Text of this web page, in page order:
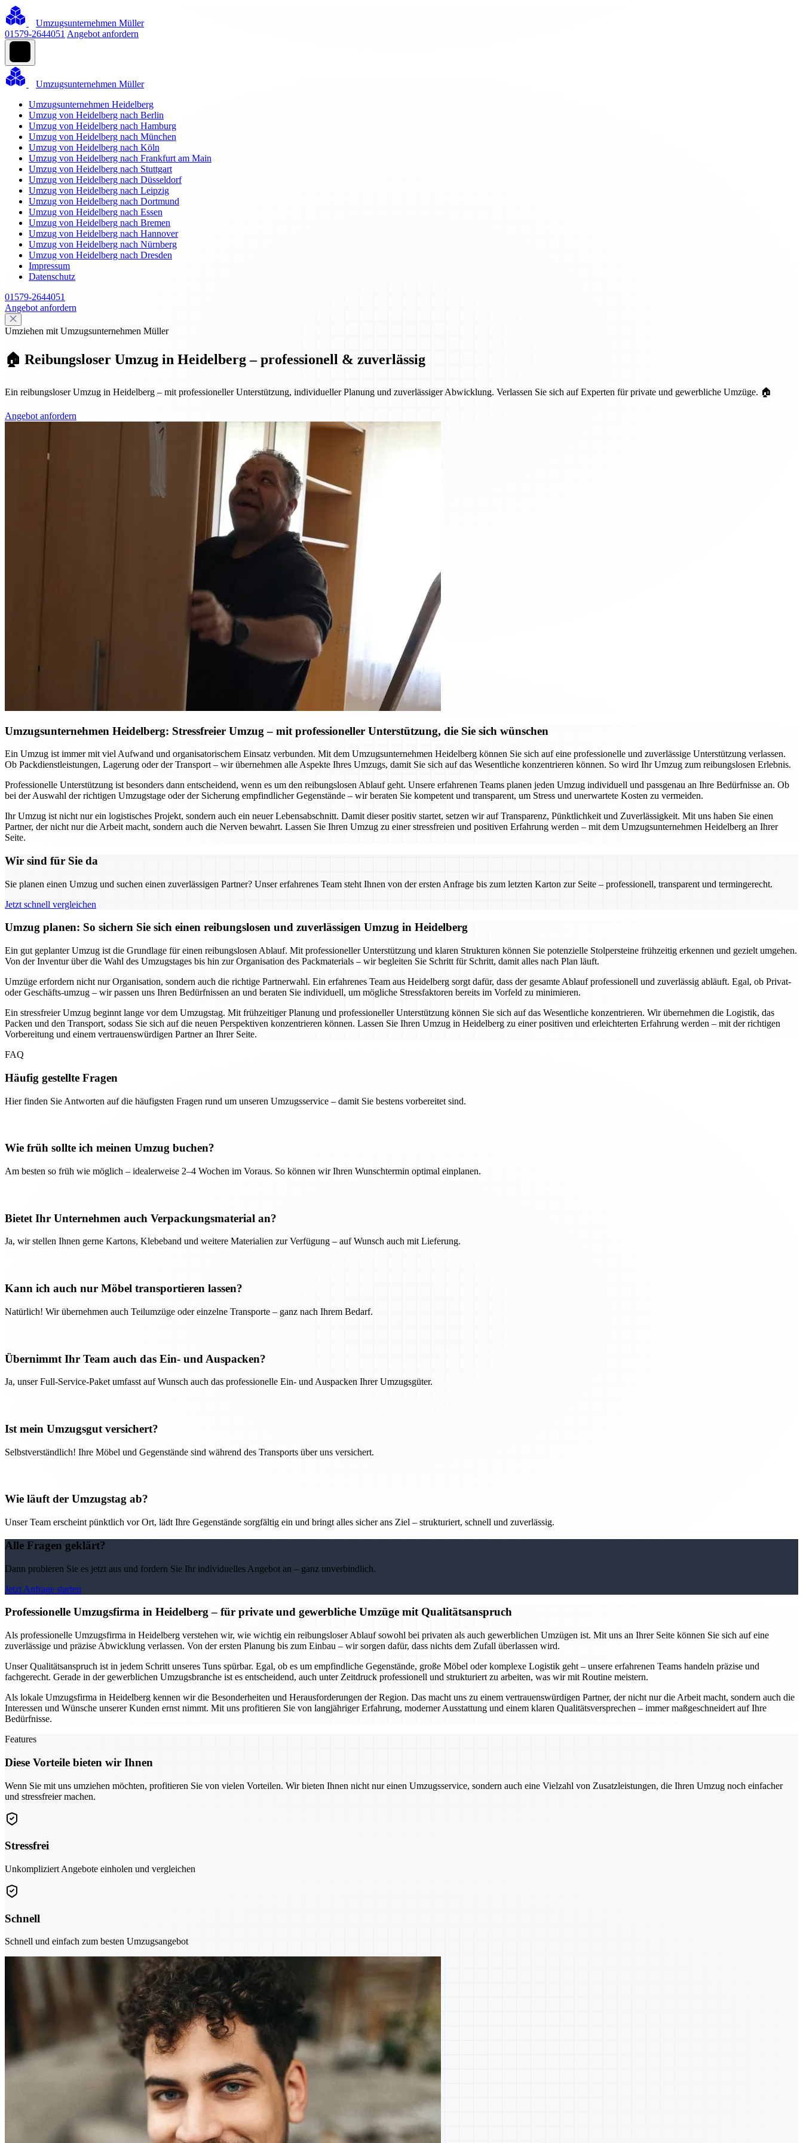
Umzugsunternehmen Müller
01579-2644051 Angebot anfordern
Umzugsunternehmen Müller
Umzugsunternehmen Heidelberg
Umzug von Heidelberg nach Berlin
Umzug von Heidelberg nach Hamburg
Umzug von Heidelberg nach München
Umzug von Heidelberg nach Köln
Umzug von Heidelberg nach Frankfurt am Main
Umzug von Heidelberg nach Stuttgart
Umzug von Heidelberg nach Düsseldorf
Umzug von Heidelberg nach Leipzig
Umzug von Heidelberg nach Dortmund
Umzug von Heidelberg nach Essen
Umzug von Heidelberg nach Bremen
Umzug von Heidelberg nach Hannover
Umzug von Heidelberg nach Nürnberg
Umzug von Heidelberg nach Dresden
Impressum
Datenschutz
01579-2644051
Angebot anfordern
Umziehen mit Umzugsunternehmen Müller
🏠 Reibungsloser Umzug in Heidelberg – professionell & zuverlässig
Ein reibungsloser Umzug in Heidelberg – mit professioneller Unterstützung, individueller Planung und zuverlässiger Abwicklung. Verlassen Sie sich auf Experten für private und gewerbliche Umzüge. 🏠
Angebot anfordern
Umzugsunternehmen Heidelberg: Stressfreier Umzug – mit professioneller Unterstützung, die Sie sich wünschen
Ein Umzug ist immer mit viel Aufwand und organisatorischem Einsatz verbunden. Mit dem Umzugsunternehmen Heidelberg können Sie sich auf eine professionelle und zuverlässige Unterstützung verlassen.
Ob Packdienstleistungen, Lagerung oder der Transport – wir übernehmen alle Aspekte Ihres Umzugs, damit Sie sich auf das Wesentliche konzentrieren können. So wird Ihr Umzug zum reibungslosen Erlebnis.
Professionelle Unterstützung ist besonders dann entscheidend, wenn es um den reibungslosen Ablauf geht. Unsere erfahrenen Teams planen jeden Umzug individuell und passgenau an Ihre Bedürfnisse an. Ob
bei der Auswahl der richtigen Umzugstage oder der Sicherung empfindlicher Gegenstände – wir beraten Sie kompetent und transparent, um Stress und unerwartete Kosten zu vermeiden.
Ihr Umzug ist nicht nur ein logistisches Projekt, sondern auch ein neuer Lebensabschnitt. Damit dieser positiv startet, setzen wir auf Transparenz, Pünktlichkeit und Zuverlässigkeit. Mit uns haben Sie einen
Partner, der nicht nur die Arbeit macht, sondern auch die Nerven bewahrt. Lassen Sie Ihren Umzug zu einer stressfreien und positiven Erfahrung werden – mit dem Umzugsunternehmen Heidelberg an Ihrer
Seite.
Wir sind für Sie da
Sie planen einen Umzug und suchen einen zuverlässigen Partner? Unser erfahrenes Team steht Ihnen von der ersten Anfrage bis zum letzten Karton zur Seite – professionell, transparent und termingerecht.
Jetzt schnell vergleichen
Umzug planen: So sichern Sie sich einen reibungslosen und zuverlässigen Umzug in Heidelberg
Ein gut geplanter Umzug ist die Grundlage für einen reibungslosen Ablauf. Mit professioneller Unterstützung und klaren Strukturen können Sie potenzielle Stolpersteine frühzeitig erkennen und gezielt umgehen.
Von der Inventur über die Wahl des Umzugstages bis hin zur Organisation des Packmaterials – wir begleiten Sie Schritt für Schritt, damit alles nach Plan läuft.
Umzüge erfordern nicht nur Organisation, sondern auch die richtige Partnerwahl. Ein erfahrenes Team aus Heidelberg sorgt dafür, dass der gesamte Ablauf professionell und zuverlässig abläuft. Egal, ob Privat-
oder Geschäfts-umzug – wir passen uns Ihren Bedürfnissen an und beraten Sie individuell, um mögliche Stressfaktoren bereits im Vorfeld zu minimieren.
Ein stressfreier Umzug beginnt lange vor dem Umzugstag. Mit frühzeitiger Planung und professioneller Unterstützung können Sie sich auf das Wesentliche konzentrieren. Wir übernehmen die Logistik, das
Packen und den Transport, sodass Sie sich auf die neuen Perspektiven konzentrieren können. Lassen Sie Ihren Umzug in Heidelberg zu einer positiven und erleichterten Erfahrung werden – mit der richtigen
Vorbereitung und einem vertrauenswürdigen Partner an Ihrer Seite.
FAQ
Häufig gestellte Fragen
Hier finden Sie Antworten auf die häufigsten Fragen rund um unseren Umzugsservice – damit Sie bestens vorbereitet sind.
Wie früh sollte ich meinen Umzug buchen?
Am besten so früh wie möglich – idealerweise 2–4 Wochen im Voraus. So können wir Ihren Wunschtermin optimal einplanen.
Bietet Ihr Unternehmen auch Verpackungsmaterial an?
Ja, wir stellen Ihnen gerne Kartons, Klebeband und weitere Materialien zur Verfügung – auf Wunsch auch mit Lieferung.
Kann ich auch nur Möbel transportieren lassen?
Natürlich! Wir übernehmen auch Teilumzüge oder einzelne Transporte – ganz nach Ihrem Bedarf.
Übernimmt Ihr Team auch das Ein- und Auspacken?
Ja, unser Full-Service-Paket umfasst auf Wunsch auch das professionelle Ein- und Auspacken Ihrer Umzugsgüter.
Ist mein Umzugsgut versichert?
Selbstverständlich! Ihre Möbel und Gegenstände sind während des Transports über uns versichert.
Wie läuft der Umzugstag ab?
Unser Team erscheint pünktlich vor Ort, lädt Ihre Gegenstände sorgfältig ein und bringt alles sicher ans Ziel – strukturiert, schnell und zuverlässig.
Alle Fragen geklärt?
Dann probieren Sie es jetzt aus und fordern Sie Ihr individuelles Angebot an – ganz unverbindlich.
Jetzt Anfrage starten
Professionelle Umzugsfirma in Heidelberg – für private und gewerbliche Umzüge mit Qualitätsanspruch
Als professionelle Umzugsfirma in Heidelberg verstehen wir, wie wichtig ein reibungsloser Ablauf sowohl bei privaten als auch gewerblichen Umzügen ist. Mit uns an Ihrer Seite können Sie sich auf eine
zuverlässige und präzise Abwicklung verlassen. Von der ersten Planung bis zum Einbau – wir sorgen dafür, dass nichts dem Zufall überlassen wird.
Unser Qualitätsanspruch ist in jedem Schritt unseres Tuns spürbar. Egal, ob es um empfindliche Gegenstände, große Möbel oder komplexe Logistik geht – unsere erfahrenen Teams handeln präzise und
fachgerecht. Gerade in der gewerblichen Umzugsbranche ist es entscheidend, auch unter Zeitdruck professionell und strukturiert zu arbeiten, was wir mit Routine meistern.
Als lokale Umzugsfirma in Heidelberg kennen wir die Besonderheiten und Herausforderungen der Region. Das macht uns zu einem vertrauenswürdigen Partner, der nicht nur die Arbeit macht, sondern auch die
Interessen und Wünsche unserer Kunden ernst nimmt. Mit uns profitieren Sie von langjähriger Erfahrung, moderner Ausstattung und einem klaren Qualitätsversprechen – immer maßgeschneidert auf Ihre
Bedürfnisse.
Features
Diese Vorteile bieten wir Ihnen
Wenn Sie mit uns umziehen möchten, profitieren Sie von vielen Vorteilen. Wir bieten Ihnen nicht nur einen Umzugsservice, sondern auch eine Vielzahl von Zusatzleistungen, die Ihren Umzug noch einfacher
und stressfreier machen.
Stressfrei
Unkompliziert Angebote einholen und vergleichen
Schnell
Schnell und einfach zum besten Umzugsangebot